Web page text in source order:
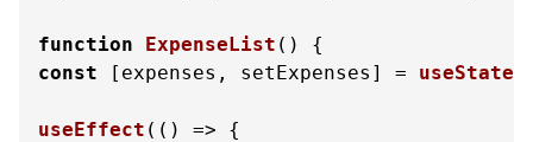
function ExpenseList (
const [expenses, setExpenses] = useState
useEffect ( () =>